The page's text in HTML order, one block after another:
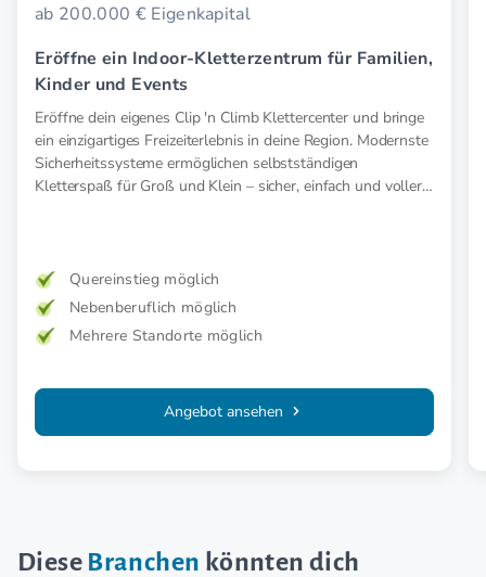
ab 200.000 € Eigenkapital
Eröffne ein Indoor-Kletterzentrum für Familien,
Kinder und Events
Eröffne dein eigenes Clip 'n Climb Klettercenter und bringe
ein einzigartiges Freizeiterlebnis in deine Region. Modernste
Sicherheitssysteme ermöglichen selbstständigen
Kletterspaß für Groß und Klein – sicher, einfach und voller
Quereinstieg möglich
Nebenberuflich möglich
Mehrere Standorte möglich
Angebot ansehen
Diese Branchen könnten dich